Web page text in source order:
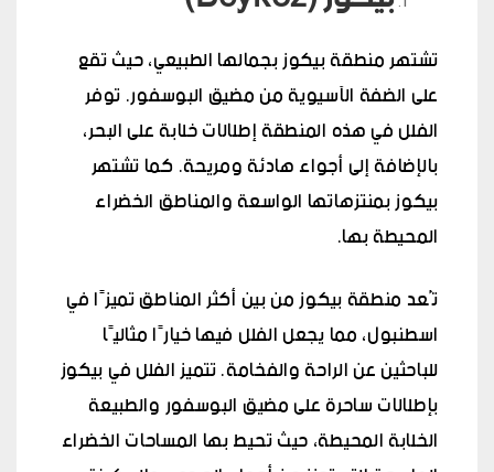
تشتهر منطقة بيكوز بجمالها الطبيعي، حيث تقع
على الضفة الآسيوية من مضيق البوسفور. توفر
الفلل في هذه المنطقة إطلالات خلابة على البحر،
بالإضافة إلى أجواء هادئة ومريحة. كما تشتهر
بيكوز بمنتزهاتها الواسعة والمناطق الخضراء
المحيطة بها.
تُعد منطقة بيكوز من بين أكثر المناطق تميزًا في
اسطنبول، مما يجعل الفلل فيها خيارًا مثاليًا
للباحثين عن الراحة والفخامة. تتميز الفلل في بيكوز
بإطلالات ساحرة على مضيق البوسفور والطبيعة
الخلابة المحيطة، حيث تحيط بها المساحات الخضراء